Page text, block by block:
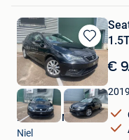
Bewaren
in
Mijn
Favorieten
€
2019
RS Cars & Motors
Niel